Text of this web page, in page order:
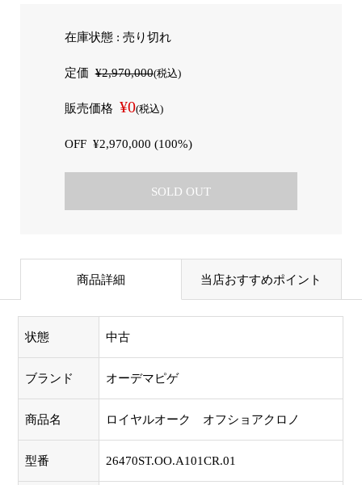
在庫状態 : 売り切れ
定価¥2,970,000(税込)
販売価格 ¥0(税込)
OFF ¥2,970,000 (100%)
SOLD OUT
商品詳細 当店おすすめポイント
状態 中古
ブランド オーデマピゲ
商品名 ロイヤルオーク オフショアクロノ
型番 26470ST.OO.A101CR.01